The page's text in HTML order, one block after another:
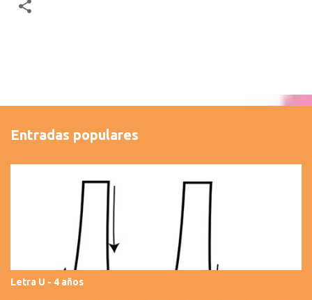
Entradas populares
Letra U - 4 años